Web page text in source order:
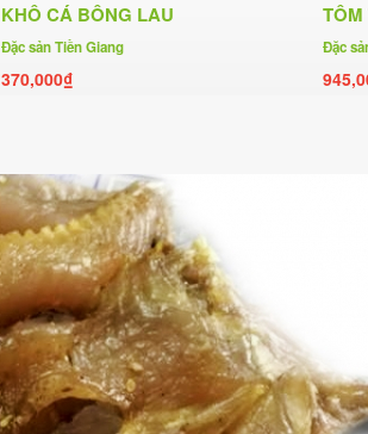
KHÔ CÁ BÔNG LAU
Đặc sản Tiền Giang
370,000₫
TÔM
Đặc